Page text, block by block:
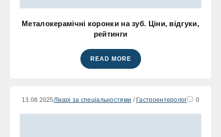
Металокерамічні коронки на зуб. Ціни, відгуки,
рейтинги
READ MORE
13.08.2025 Лікарі за спеціальностями / Гастроентеролог 0